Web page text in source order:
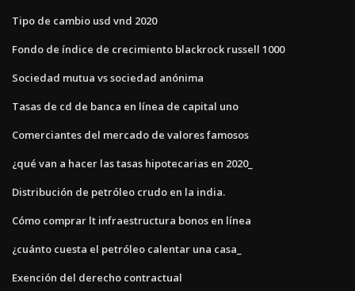
Tipo de cambio usd vnd 2020
Fondo de índice de crecimiento blackrock russell 1000
Sociedad mutua vs sociedad anónima
Tasas de cd de banca en línea de capital uno
Comerciantes del mercado de valores famosos
¿qué van a hacer las tasas hipotecarias en 2020_
Distribución de petróleo crudo en la india.
Cómo comprar lt infraestructura bonos en línea
¿cuánto cuesta el petróleo calentar una casa_
Exención del derecho contractual